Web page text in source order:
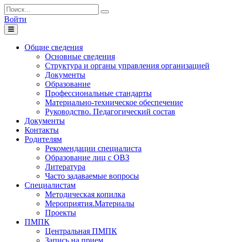
Войти
Toggle
navigation
Общие сведения
Основные сведения
Структура и органы управления организацией
Документы
Образование
Профессиональные стандарты
Материально-техническое обеспечение
Руководство. Педагогический состав
Документы
Контакты
Родителям
Рекомендации специалиста
Образование лиц с ОВЗ
Литература
Часто задаваемые вопросы
Специалистам
Методическая копилка
Мероприятия.Материалы
Проекты
ПМПК
Центральная ПМПК
Запись на прием